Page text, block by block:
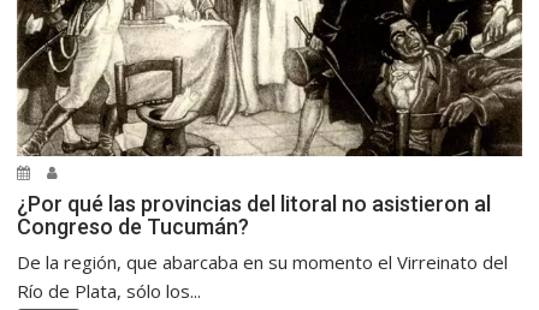
¿Por qué las provincias del litoral no asistieron al
Congreso de Tucumán?
De la región, que abarcaba en su momento el Virreinato del
Río de Plata, sólo los...